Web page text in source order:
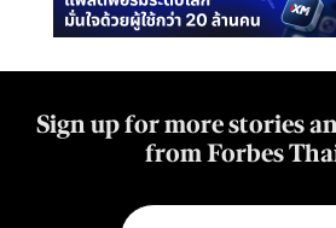
Sign up for more stories
from Forbes